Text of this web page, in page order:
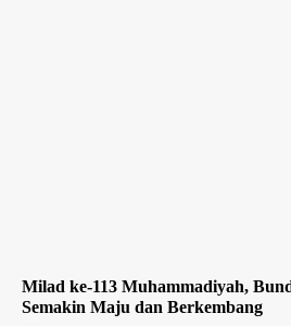
Milad ke-113 Muhammadiyah,
Semakin Maju dan Berkembang